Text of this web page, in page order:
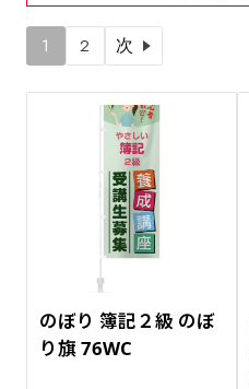
1 2 次
のぼり 簿記２級 のぼ
り旗 76WC